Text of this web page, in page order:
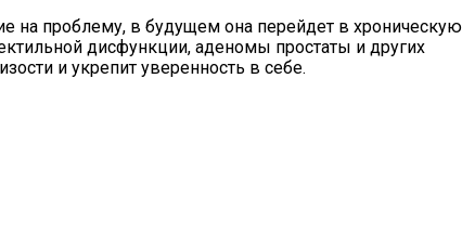
на проблему, в будущем она перейдет в хроническую
дисфункции, аденомы простаты и других
и укрепит уверенность в себе.